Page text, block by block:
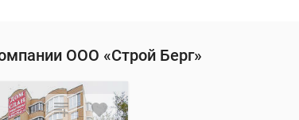
ООО «Строй Берг»